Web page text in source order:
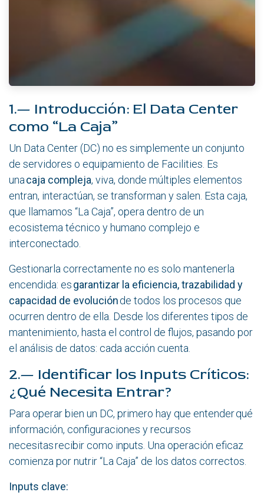
1.— Introducción: El Data Center
como “La Caja”
Un Data Center (DC) no es simplemente un conjunto
de servidores o equipamiento de Facilities. Es
unacaja compleja, viva, donde múltiples elementos
entran, interactúan, se transforman y salen. Esta caja,
que llamamos “La Caja”, opera dentro de un
ecosistema técnico y humano complejo e
interconectado.
Gestionarla correctamente no es solo mantenerla
encendida: esgarantizar la eficiencia, trazabilidad y
capacidad de evoluciónde todos los procesos que
ocurren dentro de ella. Desde los diferentes tipos de
mantenimiento, hasta el control de flujos, pasando por
el análisis de datos: cada acción cuenta.
2.— Identificar los Inputs Críticos:
¿Qué Necesita Entrar?
Para operar bien un DC, primero hay que entender qué
información, configuraciones y recursos
necesitas recibir como inputs. Una operación eficaz
comienza por nutrir “La Caja” de los datos correctos.
Inputs clave: